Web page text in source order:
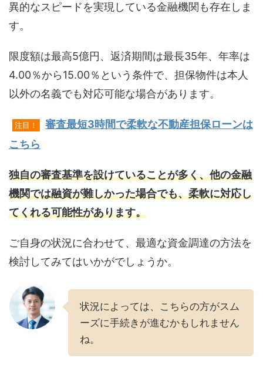
異的なスピードを実現している金融機関も存在しま
す。
限度額は最高5億円、返済期間は最長35年、年率は
4.00％から15.00％という条件で、担保物件は本人
以外の名義でも対応可能な場合があります。
注目！
審査最短3時間で柔軟な不動産担保ローンは
こちら
独自の審査基準を設けていることが多く、他の金融
機関では融資が難しかった場合でも、柔軟に対応し
てくれる可能性があります。
ご自身の状況に合わせて、最適な資金調達の方法を
検討してみてはいかがでしょうか。
状況によっては、こちらの方がスム
ーズに手続きが進むかもしれません
ね。